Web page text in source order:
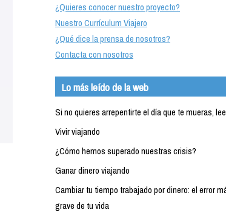
¿Quieres conocer nuestro proyecto?
Nuestro Currículum Viajero
¿Qué dice la prensa de nosotros?
Contacta con nosotros
Lo más leído de la web
Si no quieres arrepentirte el día que te mueras,
Vivir viajando
¿Cómo hemos superado nuestras crisis?
Ganar dinero viajando
Cambiar tu tiempo trabajado por dinero: el error
grave de tu vida